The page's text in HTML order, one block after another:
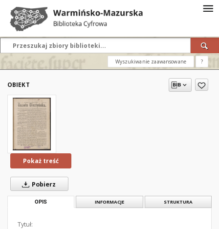
Wyszukiwanie zaawansowane ?
OBIEKT
Pokaż treść
Pobierz
OPIS INFORMACJE STRUKTURA
Tytuł: